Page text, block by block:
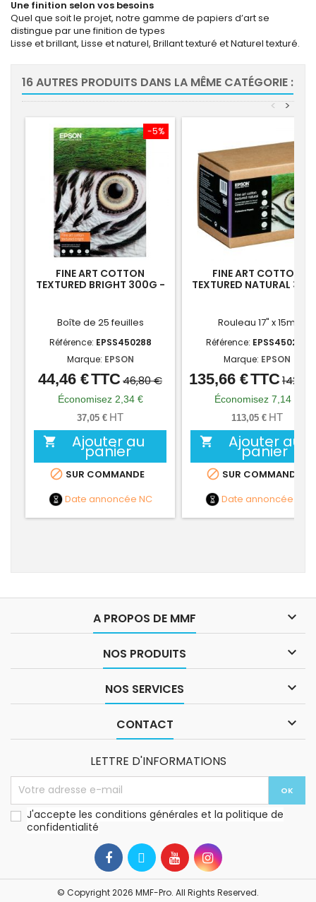
Une finition selon vos besoins
Quel que soit le projet, notre gamme de papiers d’art se
distingue par une finition de types
Lisse et brillant, Lisse et naturel, Brillant texturé et Naturel texturé.
16 AUTRES PRODUITS DANS LA MÊME CATÉGORIE :
>
<
-5%
FINE ART COTTON
TEXTURED BRIGHT 300G -
Boîte de 25 feuilles
Référence: EPSS450288
Marque: EPSON
Prix
Prix
de
base
44,46 €TTC46,80 €
Économisez 2,34 €
37,05 € HT
 Ajouter au
panier
 SUR COMMANDE
Date annoncée NC
FINE ART COTTON
TEXTURED NATURAL
Rouleau 17" x 15m
Référence: EPSS450277
Marque: EPSON
Prix
Prix
de
base
135,66 €TTC
Économisez 7,14 €
113,05 € HT
 Ajouter au
panier
 SUR COMMANDE
Date annoncée
A PROPOS DE MMF 
NOS PRODUITS 
NOS SERVICES 
CONTACT 
LETTRE D'INFORMATIONS
J'accepte les conditions générales et la politique de
confidentialité
© Copyright 2026 MMF-Pro. All Rights Reserved.